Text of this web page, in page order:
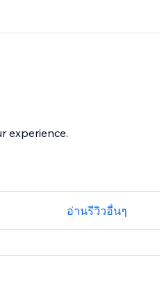
experience.
อ่านรีวิวอื่นๆ